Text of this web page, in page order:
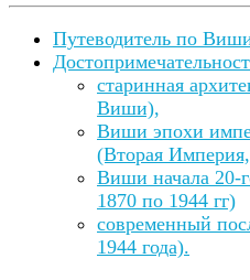
Путеводитель по
старинная
Виши),
Виши эпохи
(Вторая
Виши начала 20-
1870 по 1944 гг)
современный
1944 года).